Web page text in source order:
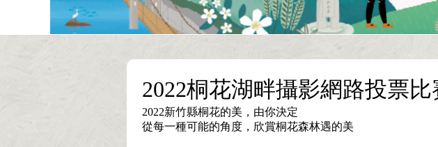
2022桐花湖畔攝影網路投票比
2022新竹縣桐花的美，由你決定
從每一種可能的角度，欣賞桐花森林遇的美